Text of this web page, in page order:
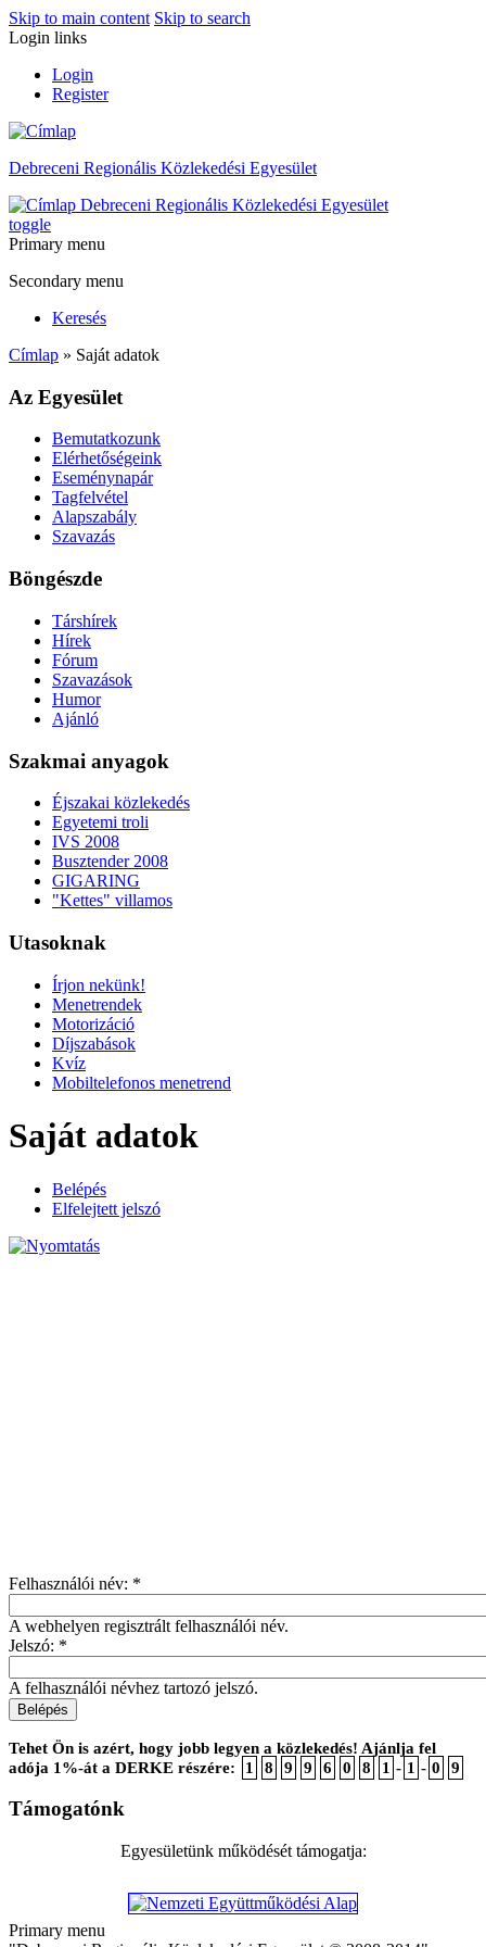
Skip to main content Skip to search
Login links
Login
Register
Debreceni Regionális Közlekedési Egyesület
Debreceni Regionális Közlekedési Egyesület
toggle
Primary menu
Secondary menu
Keresés
Címlap » Saját adatok
Az Egyesület
Bemutatkozunk
Elérhetőségeink
Eseménynapár
Tagfelvétel
Alapszabály
Szavazás
Böngészde
Társhírek
Hírek
Fórum
Szavazások
Humor
Ajánló
Szakmai anyagok
Éjszakai közlekedés
Egyetemi troli
IVS 2008
Busztender 2008
GIGARING
"Kettes" villamos
Utasoknak
Írjon nekünk!
Menetrendek
Motorizáció
Díjszabások
Kvíz
Mobiltelefonos menetrend
Saját adatok
Belépés
Elfelejtett jelszó
Felhasználói név: *
A webhelyen regisztrált felhasználói név.
Jelszó: *
A felhasználói névhez tartozó jelszó.
Tehet Ön is azért, hogy jobb legyen a közlekedés! Ajánlja fel
adója 1%-át a DERKE részére:
1 8 9 9 6 0 8 1 - 1 - 0 9
Támogatónk
Egyesületünk működését támogatja:
Primary menu